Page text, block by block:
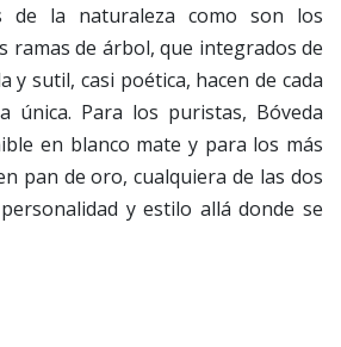
de la naturaleza como son los
ramas de árbol, que integrados de
y sutil, casi poética, hacen de cada
única. Para los puristas, Bóveda
en blanco mate y para los más
pan de oro, cualquiera de las dos
y estilo allá donde se